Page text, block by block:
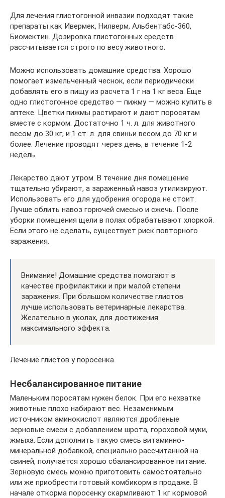
Для лечения глистогонной инвазии подходят такие
препараты как Ивермек, Нилверм, Альбентабс-360,
Биомектин. Дозировка глистогонных средств
рассчитывается строго по весу животного.
Можно использовать домашние средства. Хорошо
помогает измельченный чеснок, если периодически
добавлять его в пищу из расчета 1 г на 1 кг веса. Еще
одно глистогонное средство — пижму — можно купить в
аптеке. Цветки пижмы растирают и дают поросятам
вместе с кормом. Достаточно 1 ч. л. для животного
весом до 30 кг, и 1 ст. л. для свиньи весом до 70 кг и
более. Лечение проводят через день, в течение 1-2
недель.
Лекарство дают утром. В течение дня помещение
тщательно убирают, а зараженный навоз утилизируют.
Использовать его для удобрения огорода не стоит.
Лучше облить навоз горючей смесью и сжечь. После
уборки помещения щели в полах обрабатывают хлоркой.
Если этого не сделать, существует риск повторного
заражения.
Внимание! Домашние средства помогают в
качестве профилактики и при малой степени
заражения. При большом количестве глистов
лучше использовать ветеринарные лекарства.
Желательно в уколах, для достижения
максимального эффекта.
Лечение глистов у поросенка
Несбалансированное питание
Маленьким поросятам нужен белок. При его нехватке
животные плохо набирают вес. Незаменимым
источником аминокислот являются дробленые
зерновые смеси с добавлением шрота, гороховой муки,
жмыха. Если дополнить такую смесь витаминно-
минеральной добавкой, специально рассчитанной на
свиней, получается хорошо сбалансированное питание.
Зерновую смесь можно приготовить самостоятельно
или же приобрести готовый комбикорм в продаже. В
начале откорма поросенку скармливают 1 кг кормовой